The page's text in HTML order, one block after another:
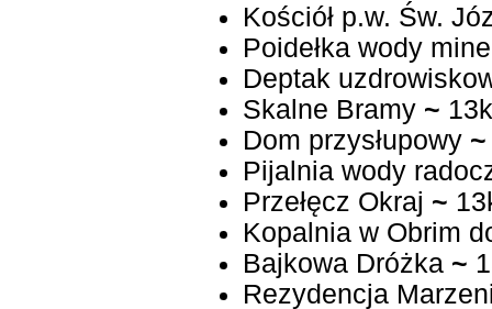
Kościół p.w. Św.
Poidełka wody
Deptak
Skalne Bramy ~
Dom przysłupowy ~
Pijalnia wody
Przełęcz Okraj ~
Kopalnia w Obrim
Bajkowa Dróżka ~
Rezydencja